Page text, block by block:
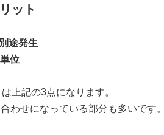
ット
途発生
位
上記の3点になります。
わせになっている部分も多いです。